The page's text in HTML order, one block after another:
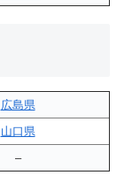
広島県
山口県
–